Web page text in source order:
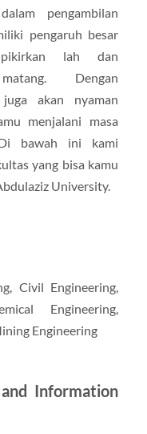
pengambilan
pengaruh besar
lah dan
Dengan
akan nyaman
menjalani masa
bawah ini kami
yang bisa kamu
University.
Civil Engineering,
Engineering,
Engineering
Information